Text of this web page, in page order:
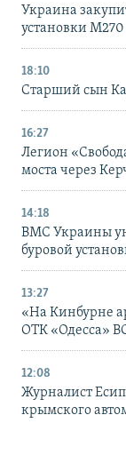
Украина
установки M270
18:10
Старший сын
16:27
Легион
моста через
14:18
ВМС Украины
буровой
13:27
«На Кинбурне
ОТК «Одесса»
12:08
Журналист
крымского